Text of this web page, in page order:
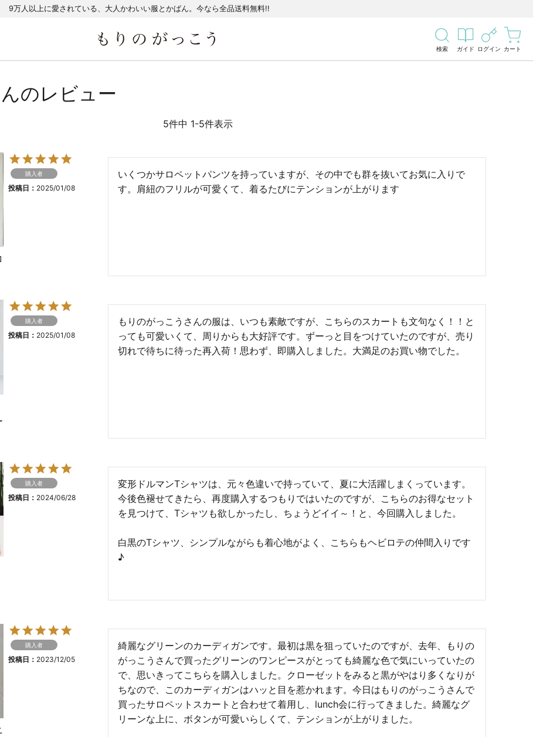
9万人以上に愛されている、大人かわいい服とかばん。今なら全品送料無料!!
検索 ガイド ログイン カート
のレビュー
5件中 1-5件表示
購入者
投稿日 2025/01/08
いくつかサロペットパンツを持っていますが、その中でも群を抜いてお気に入りで
す。肩紐のフリルが可愛くて、着るたびにテンションが上がります
購入者
投稿日 2025/01/08
もりのがっこうさんの服は、いつも素敵ですが、こちらのスカートも文句なく！！と
っても可愛いくて、周りからも大好評です。ずーっと目をつけていたのですが、売り
切れで待ちに待った再入荷！思わず、即購入しました。大満足のお買い物でした。
購入者
投稿日 2024/06/28
変形ドルマンTシャツは、元々色違いで持っていて、夏に大活躍しまくっています。
今後色褪せてきたら、再度購入するつもりではいたのですが、こちらのお得なセット
を見つけて、Tシャツも欲しかったし、ちょうどイイ～！と、今回購入しました。
白黒のTシャツ、シンプルながらも着心地がよく、こちらもヘビロテの仲間入りです
♪
購入者
投稿日 2023/12/05
綺麗なグリーンのカーディガンです。最初は黒を狙っていたのですが、去年、もりの
がっこうさんで買ったグリーンのワンピースがとっても綺麗な色で気にいっていたの
で、思いきってこちらを購入しました。クローゼットをみると黒がやはり多くなりが
ちなので、このカーディガンはハッと目を惹かれます。今日はもりのがっこうさんで
買ったサロペットスカートと合わせて着用し、lunch会に行ってきました。綺麗なグ
リーンな上に、ボタンが可愛いらしくて、テンションが上がりました。